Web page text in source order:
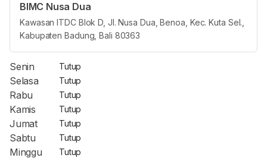
BIMC Nusa Dua
Kawasan ITDC Blok D, Jl. Nusa Dua, Benoa, Kec. Kuta Sel.,
Kabupaten Badung, Bali 80363
Opening Hours
Jam Reguler
Senin Tutup
Selasa Tutup
Rabu Tutup
Kamis Tutup
Jumat Tutup
Sabtu Tutup
Minggu Tutup